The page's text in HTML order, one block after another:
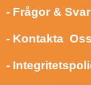
- Frågor & Svar
- Kontakta Oss
-